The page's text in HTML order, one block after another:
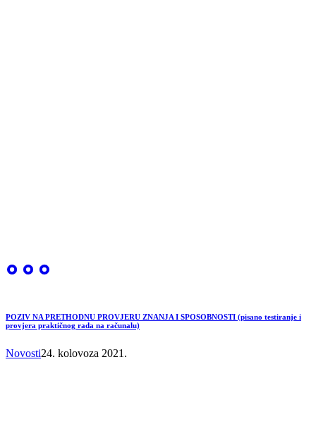
POZIV NA PRETHODNU PROVJERU ZNANJA I SPOSOBNOSTI (pisano testiranje i
provjera praktičnog rada na računalu)
Novosti24. kolovoza 2021.